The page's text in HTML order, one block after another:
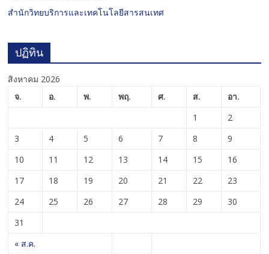
สำนักวิทยบริการและเทคโนโลยีสารสนเทศ
ปฏิทิน
สิงหาคม 2026
จ.
อ. พ. พฤ. ศ. ส. อา.
« ส.ค.
1
2
3
4 5 6 7 8
9
10
11 12 13 14 15
16
17
18 19 20 21 22
23
24
25 26 27 28 29
30
31